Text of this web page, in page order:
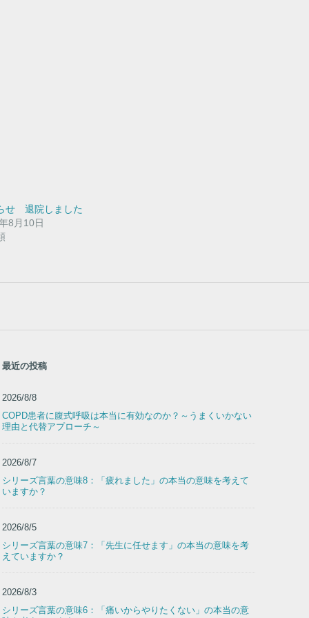
せ 退院しました
8月10日
最近の投稿
2026/8/8
COPD患者に腹式呼吸は本当に有効なのか？～うまくいかない
理由と代替アプローチ～
2026/8/7
シリーズ言葉の意味8：「疲れました」の本当の意味を考えて
いますか？
2026/8/5
シリーズ言葉の意味7：「先生に任せます」の本当の意味を考
えていますか？
2026/8/3
シリーズ言葉の意味6：「痛いからやりたくない」の本当の意